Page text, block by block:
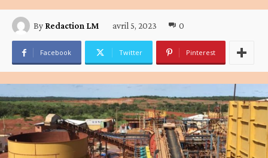
By Redaction LM avril 5, 2023 0
Facebook Twitter Pinterest